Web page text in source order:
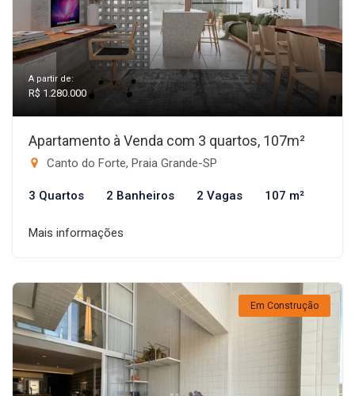
A partir de:
R$ 1.280.000
Apartamento à Venda com 3 quartos, 107m²
Canto do Forte, Praia Grande-SP
3 Quartos 2 Banheiros 2 Vagas 107 m²
Mais informações
Em Construção